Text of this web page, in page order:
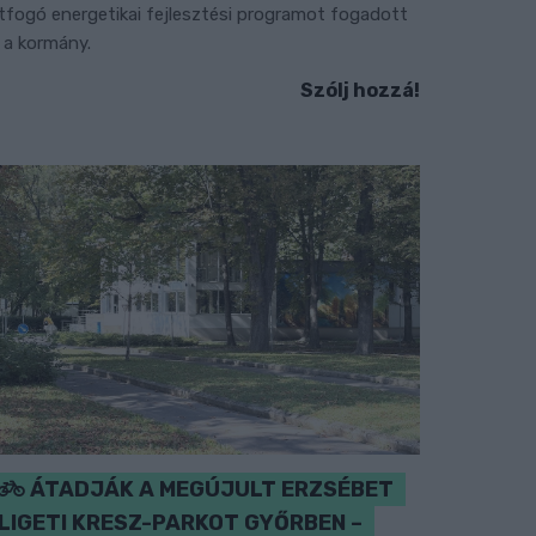
energetikai fejlesztési programot fogadott
a kormány.
Szólj hozzá!
ÁTADJÁK A MEGÚJULT ERZSÉBET
KRESZ-PARKOT GYŐRBEN –